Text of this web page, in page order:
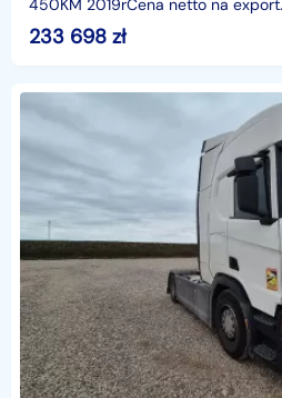
450KM 2019rCena netto na
EURO.Piękna SCANIA R 450 N323
233 698 zł